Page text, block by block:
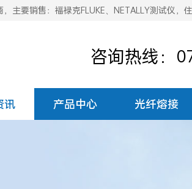
主要销售：福禄克FLUKE、NETALLY测试仪，
咨询热线：
讯 产品中心 光纤熔接